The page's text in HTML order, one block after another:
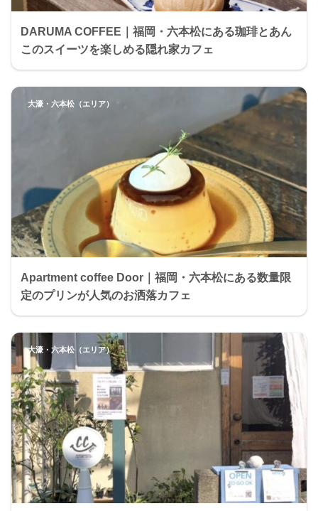
DARUMA COFFEE｜福岡・六本松にある珈琲とあん
このスイーツを楽しめる隠れ家カフェ
Apartment coffee Door｜福岡・六本松にある数量限
定のプリンが人気のお洒落カフェ
大濠・六本松（エリア）
大濠・六本松（エリア）